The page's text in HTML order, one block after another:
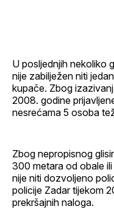
U posljednjih nekoliko
nije zabilježen niti
kupače. Zbog
2008. godine
nesrećama 5 osoba
Zbog nepropisnog
300 metara od obale
nije niti dozvoljeno
policije Zadar tijekom
prekršajnih naloga.